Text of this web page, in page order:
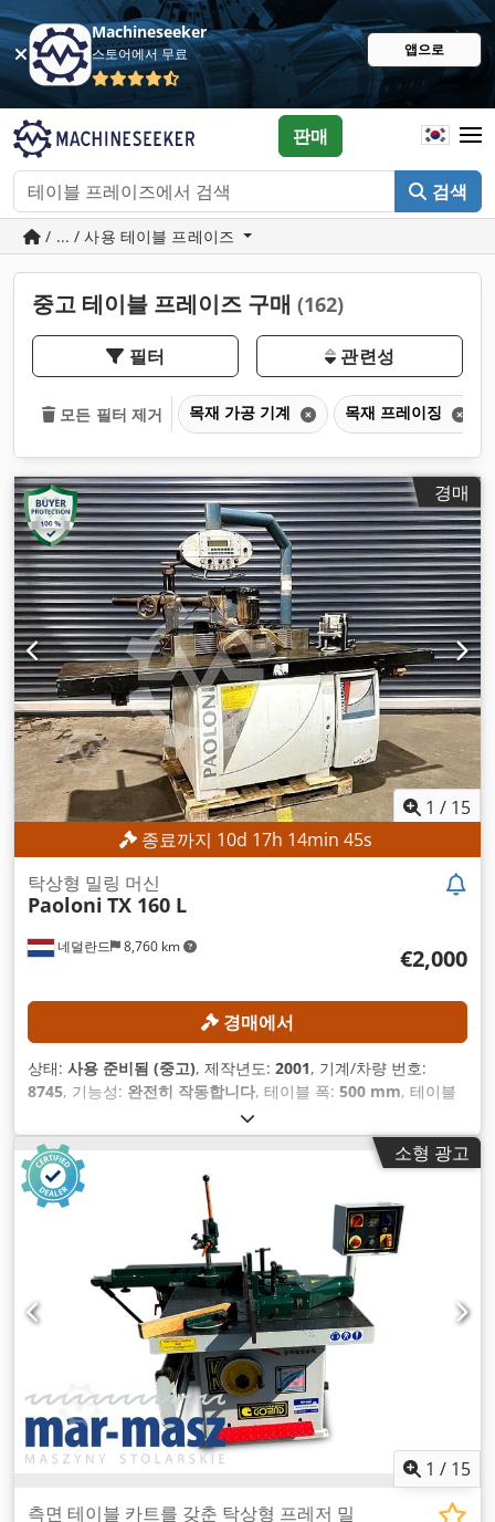
Machineseeker
스토어에서 무료 앱으로
검색
판매
/ ... / 사용 테이블 프레이즈
중고 테이블 프레이즈 구매 (162)
필터 관련성
모든 필터 제거 목재 가공 기계 목재 프레이징
경매
1 / 15
종료까지 10d 17h 14min 43s
네덜란드 8,760 km
탁상형 밀링 머신
Paoloni TX 160 L
€2,000
경매에서
상태: 사용 준비됨 (중고), 제작년도: 2001, 기계/차량 번호:
8745, 기능성: 완전히 작동합니다, 테이블 폭: 500 mm, 테이블
, 스핀들 속도 (최대):
소형 광고
1 / 15
측면 테이블 카트를 갖춘 탁상형 프레저 밀